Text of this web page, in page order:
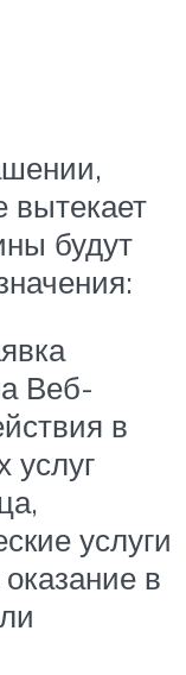
вытекает
будут
Веб-
в
услуг
услуги
в